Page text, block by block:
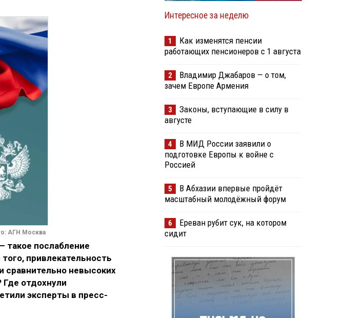
АГН Москва
такое послабление
привлекательность
сравнительно невысоких
Где отдохнули
эксперты в пресс-
Интересное за неделю
1
Как изменятся пенсии
работающих пенсионеров с 1 августа
2
Владимир Джабаров — о том,
зачем Европе Армения
3
Законы, вступающие в силу в
августе
4
В МИД России заявили о
подготовке Европы к войне с
Россией
5
В Абхазии впервые пройдёт
масштабный молодёжный форум
6
Ереван рубит сук, на котором
сидит